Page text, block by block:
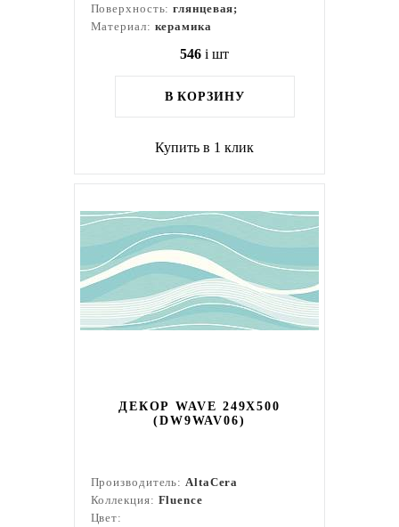
Поверхность:глянцевая;
Материал: керамика
546 i шт
В КОРЗИНУ
Купить в 1 клик
ДЕКОР WAVE 249X500
(DW9WAV06)
Производитель:AltaCera
Коллекция: Fluence
Цвет: